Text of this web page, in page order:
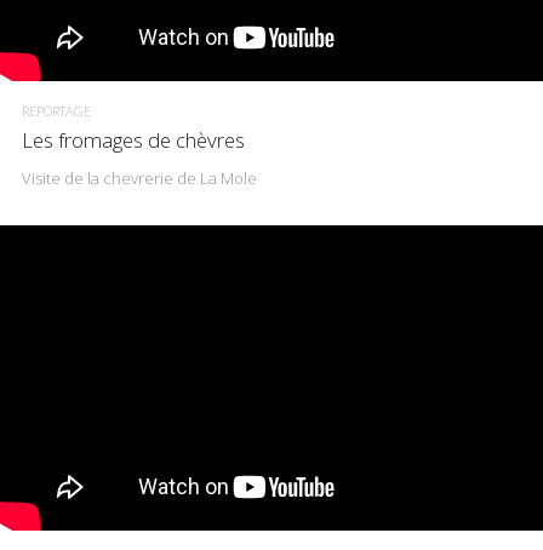
REPORTAGE
Les fromages de chèvres
Visite de la chevrerie de La Mole